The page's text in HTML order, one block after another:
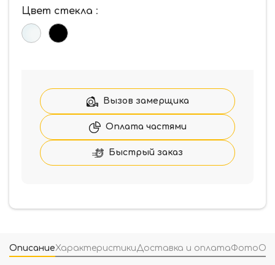
Цвет стекла :
Вызов замерщика
Оплата частями
Быстрый заказ
ОписаниеХарактеристикиДоставка и оплатаФото